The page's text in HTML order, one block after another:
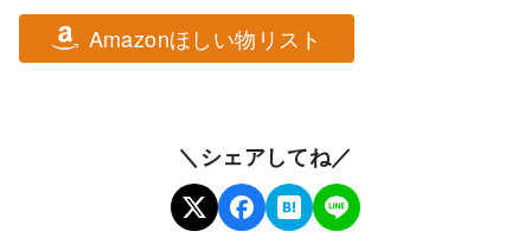
Amazonほしい物リスト
＼シェアしてね／